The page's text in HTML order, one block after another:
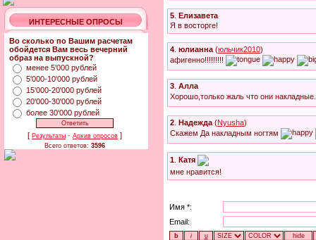
ИНТЕРЕСНЫЕ ОПРОСЫ
Во сколько по Вашим расчетам
обойдется Вам весь вечерний
образ на выпускной?
менее 5'000 рублей
5'000-10'000 рублей
15'000-20'000 рублей
20'000-30'000 рублей
более 30'000 рублей
[ Результаты · Архив опросов ]
Всего ответов: 3596
5 Елизавета
Я в восторге!
4 юлианна (юльчик2010)
афигенно!!!!!!!!!
3 Алла
Хорошо,только жаль что они
2 Надежда (Nyusha)
Скажем Да накладным ногтям
1 Катя
мне нравится!
Имя *:
Email: